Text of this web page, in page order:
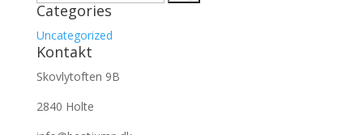
efter:
Categories
Uncategorized
Kontakt
Skovlytoften 9B
2840 Holte